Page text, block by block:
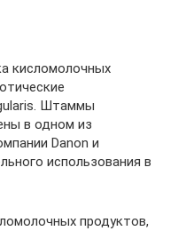
кисломолочных
Штаммы
в одном из
Danon и
использования в
продуктов,